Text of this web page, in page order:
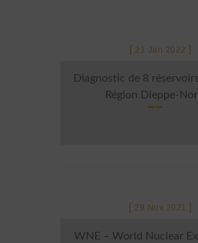
21 Jan 2022
Diagnostic de 8 réservoirs
Région Dieppe-
29 Nov 2021
WNE – World Nuclear